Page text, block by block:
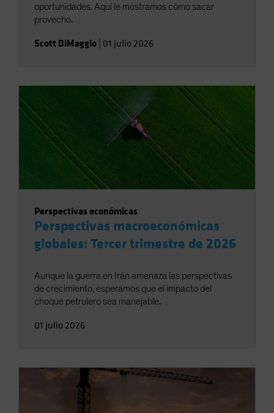
oportunidades. Aquí le mostramos cómo sacar
provecho.
Scott DiMaggio 01 julio 2026
Perspectivas económicas
Perspectivas macroeconómicas
globales: Tercer trimestre de 2026
Aunque la guerra en Irán amenaza las perspectivas
de crecimiento, esperamos que el impacto del
choque petrolero sea manejable.
01 julio 2026